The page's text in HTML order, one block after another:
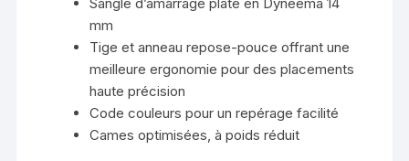
Sangle d’amarrage plate en Dyneema 14
mm
Tige et anneau repose-pouce offrant une
meilleure ergonomie pour des placements
haute précision
Code couleurs pour un repérage facilité
Cames optimisées, à poids réduit